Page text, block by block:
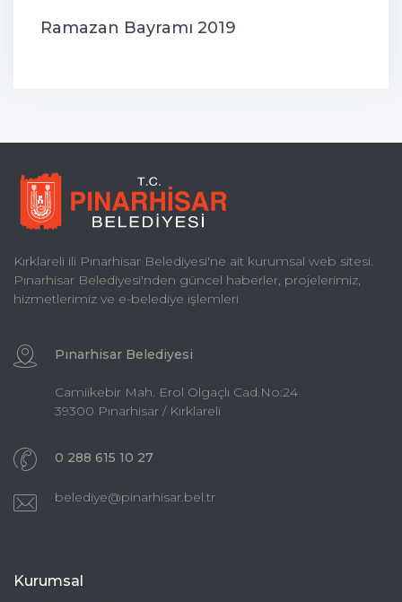
Ramazan Bayramı 2019
Kırklareli ili Pınarhisar Belediyesi'ne ait kurumsal web sitesi.
Pınarhisar Belediyesi'nden güncel haberler, projelerimiz,
hizmetlerimiz ve e-belediye işlemleri
Pınarhisar Belediyesi
Camiikebir Mah. Erol Olgaçlı Cad.No:24
39300 Pınarhisar / Kırklareli
0 288 615 10 27
belediye@pinarhisar.bel.tr
Kurumsal